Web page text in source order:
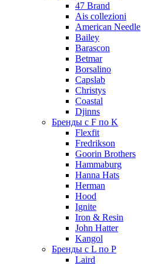
47 Brand
Ais collezioni
American Needle
Bailey
Barascon
Betmar
Borsalino
Capslab
Christys
Coastal
Djinns
Бренды с F по K
Flexfit
Fredrikson
Goorin Brothers
Hammaburg
Hanna Hats
Herman
Hood
Ignite
Iron & Resin
John Hatter
Kangol
Бренды с L по P
Laird